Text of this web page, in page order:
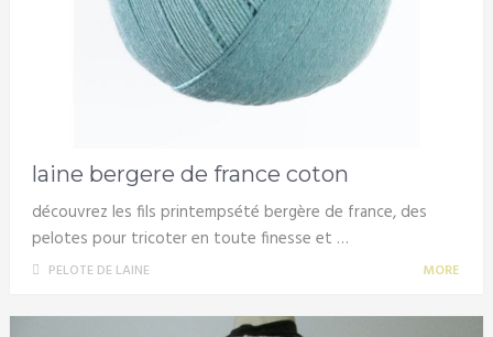
laine bergere de france coton
découvrez les fils printempsété bergère de france, des
pelotes pour tricoter en toute finesse et …
PELOTE DE LAINE MORE